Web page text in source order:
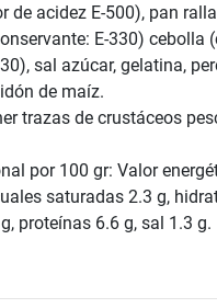
de acidez E-500), pan
E-330) cebolla
sal azúcar, gelatina,
de maíz.
trazas de crustáceos
por 100 gr: Valor
saturadas 2.3 g,
proteínas 6.6 g, sal 1.3 g.